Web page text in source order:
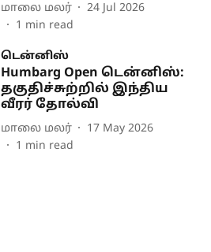
மாலை மலர்
24 Jul 2026
1 min read
டென்னிஸ்
Humbarg Open டென்னிஸ்:
தகுதிச்சுற்றில் இந்திய
வீரர் தோல்வி
மாலை மலர்
17 May 2026
1 min read